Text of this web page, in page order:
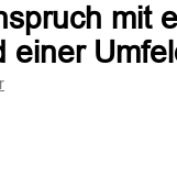
mit
einer